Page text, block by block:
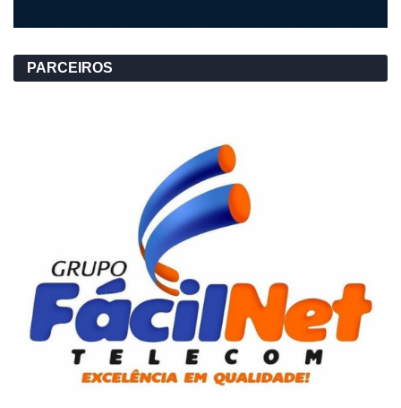
PARCEIROS